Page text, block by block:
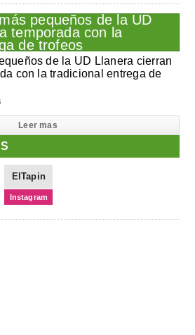
de la UD Llanera cierran
con la tradicional entrega de
Leer mas
ElTapin
Instagram